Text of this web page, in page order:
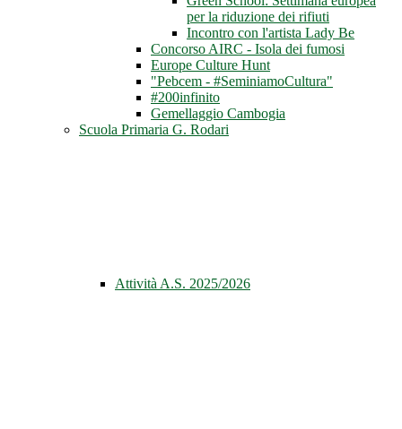
per la riduzione dei rifiuti
Incontro con l'artista Lady Be
Concorso AIRC - Isola dei fumosi
Europe Culture Hunt
"Pebcem - #SeminiamoCultura"
#200infinito
Gemellaggio Cambogia
Scuola Primaria G. Rodari
Attività A.S. 2025/2026